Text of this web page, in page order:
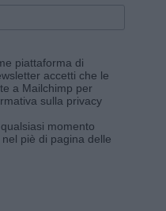
piattaforma di
accetti che le
a Mailchimp per
sulla privacy
momento
piè di pagina delle